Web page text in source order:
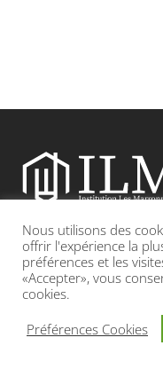
Etablissement
Adresse : 19, Grande
INFOS LÉGALES
Nous utilisons des
offrir l'expérience la
préférences et les
«Accepter», vous
cookies.
Préférences Cookies